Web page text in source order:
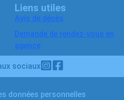
Liens utiles
Avis de décès
Demande de rendez-vous en
agence
sociaux
données personnelles